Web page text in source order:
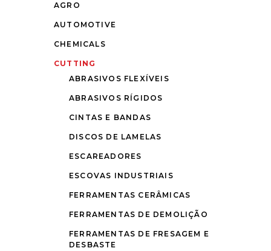
AGRO
AUTOMOTIVE
CHEMICALS
CUTTING
ABRASIVOS FLEXÍVEIS
ABRASIVOS RÍGIDOS
CINTAS E BANDAS
DISCOS DE LAMELAS
ESCAREADORES
ESCOVAS INDUSTRIAIS
FERRAMENTAS CERÂMICAS
FERRAMENTAS DE DEMOLIÇÃO
FERRAMENTAS DE FRESAGEM E
DESBASTE